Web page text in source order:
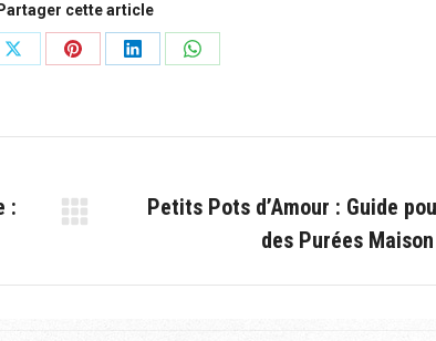
Partager cette article
PartagerPartagerPartagerPartager
:
:
Petits Pots d’Amour : Guide
des Purées